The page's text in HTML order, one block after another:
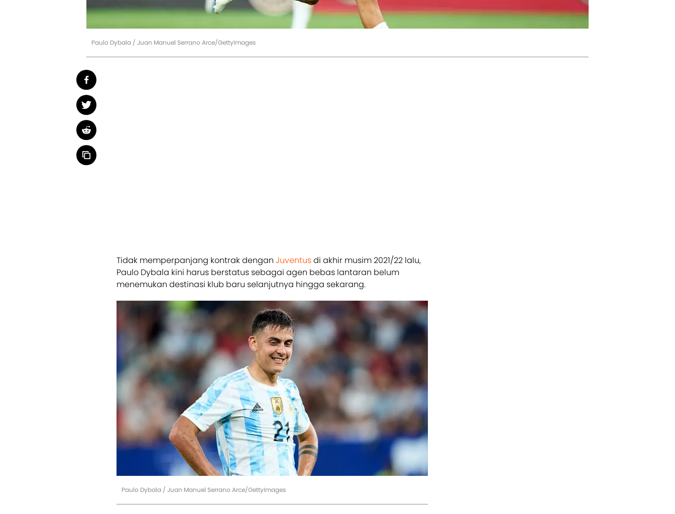
Paulo Dybala / Juan Manuel Serrano Arce/GettyImages
Tidak memperpanjang kontrak dengan Juventusdi akhir musim 2021/22 lalu,
Paulo Dybala kini harus berstatus sebagai agen bebas lantaran belum
menemukan destinasi klub baru selanjutnya hingga sekarang.
Paulo Dybala / Juan Manuel Serrano Arce/GettyImages